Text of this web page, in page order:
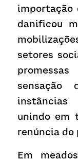
importação
danificou
setores
sensação
unindo em
renúncia do
Em